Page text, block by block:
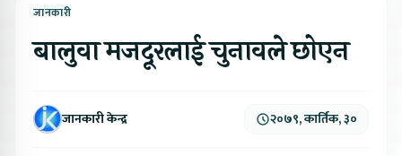
जानकारी
बालुवा मजदूरलाई चुनावले छोएन
जानकारी केन्द्र २०७९, कार्तिक, ३०